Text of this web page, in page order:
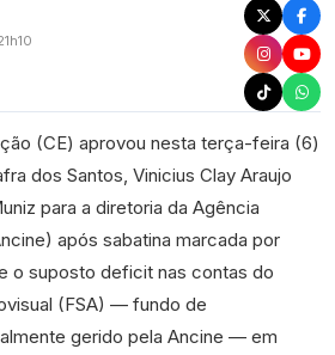
(CE) aprovou nesta terça-feira (6)
dos Santos, Vinicius Clay Araujo
para a diretoria da Agência
após sabatina marcada por
o suposto deficit nas contas do
(FSA) — fundo de
gerido pela Ancine — em